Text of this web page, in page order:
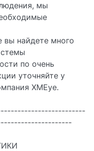
мы
вы найдете много
по очень
уточняйте у
XMEye.